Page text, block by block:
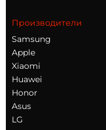
Производители
Samsung
Apple
Xiaomi
Huawei
Honor
Asus
LG